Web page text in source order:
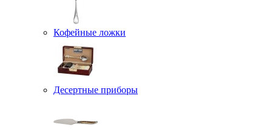
Кофейные ложки
Десертные приборы